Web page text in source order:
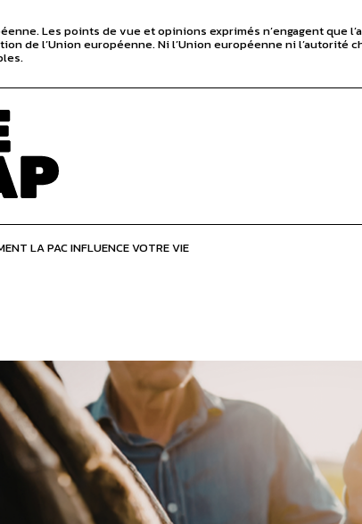
Les points de vue et opinions exprimés n’engagent que
de l’Union européenne. Ni l’Union européenne ni l’autorité
LA PAC INFLUENCE VOTRE VIE